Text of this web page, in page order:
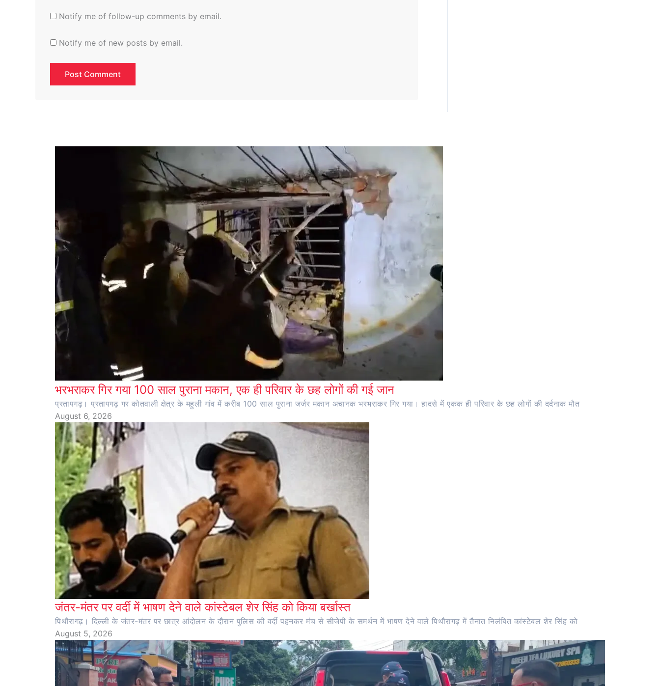
Notify me of follow-up comments by email.
Notify me of new posts by email.
भरभराकर गिर गया 100 साल पुराना मकान, एक ही परिवार के छह लोगों की गई जान
प्रतापगढ़। प्रतापगढ़ गर कोतवाली क्षेत्र के महुली गांव में करीब 100 साल पुराना जर्जर मकान अचानक भरभराकर गिर गया। हादसे में एकक ही परिवार के छह लोगों की दर्दनाक मौत
August 6, 2026
जंतर-मंतर पर वर्दी में भाषण देने वाले कांस्टेबल शेर सिंह को किया बर्खास्त
पिथौरागढ़। दिल्ली के जंतर-मंतर पर छात्र आंदोलन के दौरान पुलिस की वर्दी पहनकर मंच से सीजेपी के समर्थन में भाषण देने वाले पिथौरागढ़ में तैनात निलंबित कांस्टेबल शेर सिंह को
August 5, 2026